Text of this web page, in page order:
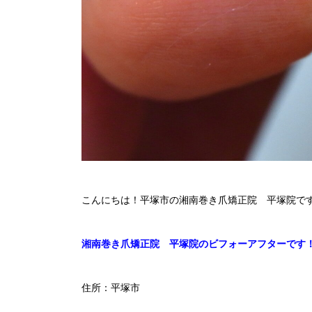
こんにちは！平塚市の湘南巻き爪矯正院 平塚院で
湘南巻き爪矯正院 平塚院のビフォーアフターです
住所：平塚市